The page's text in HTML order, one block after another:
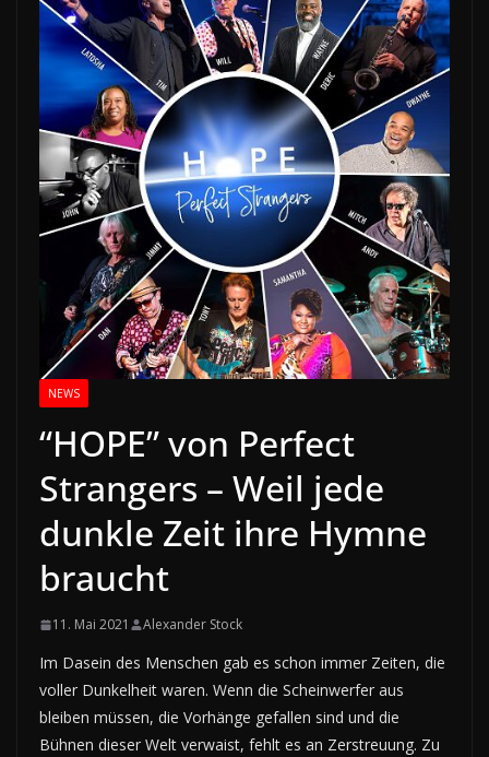
NEWS
“HOPE” von Perfect
Strangers – Weil jede
dunkle Zeit ihre Hymne
braucht
11. Mai 2021 Alexander Stock
Im Dasein des Menschen gab es schon immer Zeiten, die
voller Dunkelheit waren. Wenn die Scheinwerfer aus
bleiben müssen, die Vorhänge gefallen sind und die
Bühnen dieser Welt verwaist, fehlt es an Zerstreuung. Zu